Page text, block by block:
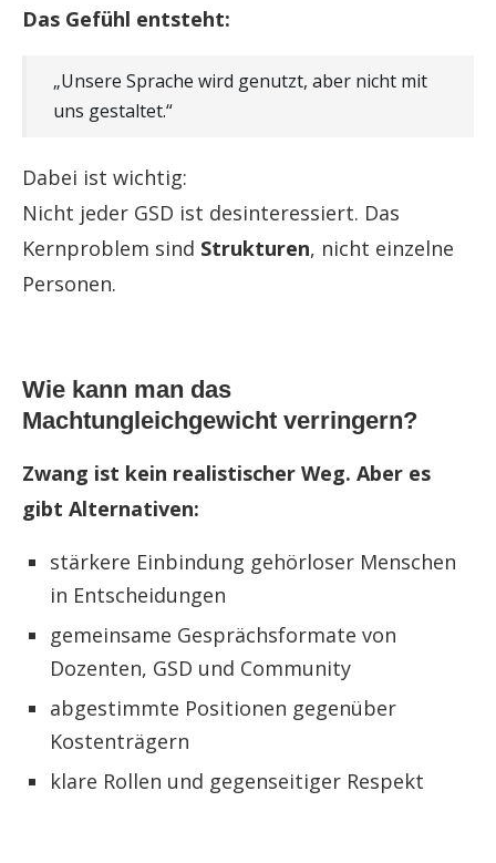
Das Gefühl entsteht:
„Unsere Sprache wird genutzt, aber nicht mit
uns gestaltet.“
Dabei ist wichtig:
Nicht jeder GSD ist desinteressiert. Das
Kernproblem sind Strukturen, nicht einzelne
Personen.
Wie kann man das
Machtungleichgewicht verringern?
Zwang ist kein realistischer Weg. Aber es
gibt Alternativen:
stärkere Einbindung gehörloser Menschen
in Entscheidungen
gemeinsame Gesprächsformate von
Dozenten, GSD und Community
abgestimmte Positionen gegenüber
Kostenträgern
klare Rollen und gegenseitiger Respekt